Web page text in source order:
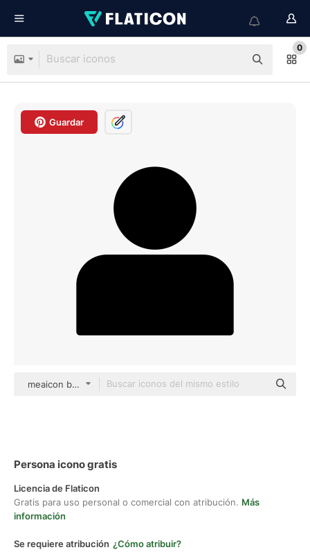
0
Guardar
meaicon black fill
Persona icono gratis
Licencia de Flaticon
Gratis para uso personal o comercial con atribución. Más
información
Se requiere atribución ¿Cómo atribuir?